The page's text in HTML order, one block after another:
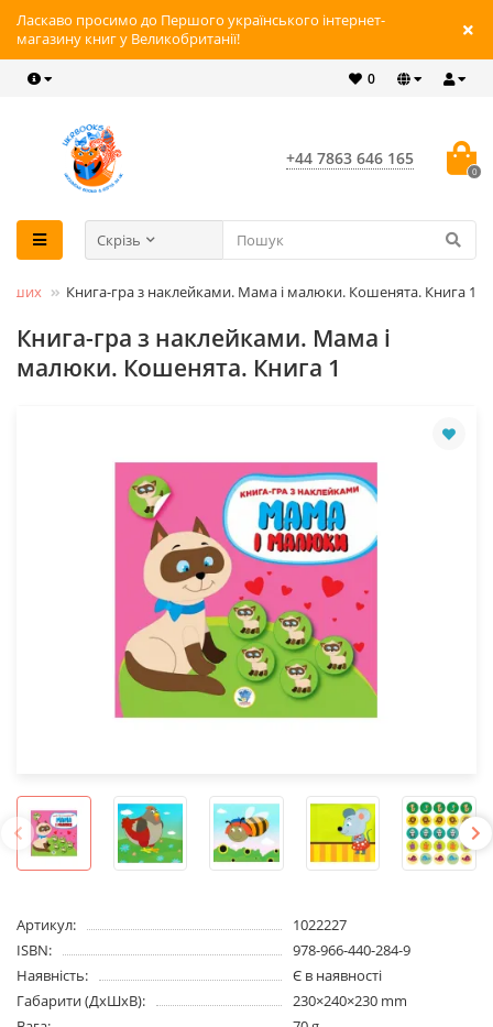
Ласкаво просимо до Першого українського інтернет-
магазину книг у Великобританії!
0
+44 7863 646 165
0
Скрізь
Книга-гра з наклейками. Мама і малюки. Кошенята. Книга 1
Книга-гра з наклейками. Мама і
малюки. Кошенята. Книга 1
Артикул:
1022227
ISBN:
978-966-440-284-9
Наявність:
Є в наявності
Габарити (ДхШхВ):
230×240×230 mm